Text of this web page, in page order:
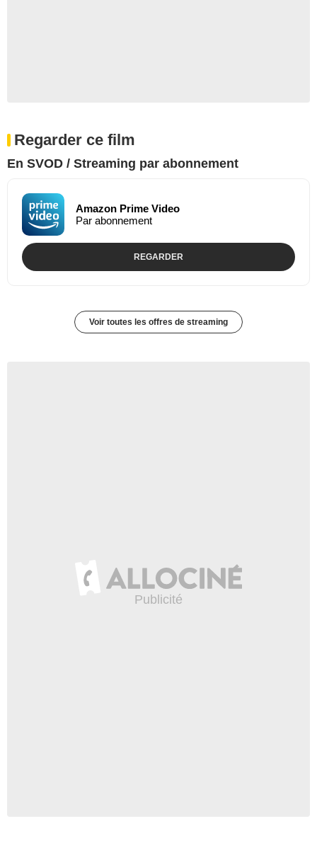
Regarder ce film
En SVOD / Streaming par abonnement
Amazon Prime Video
Par abonnement
REGARDER
Voir toutes les offres de streaming